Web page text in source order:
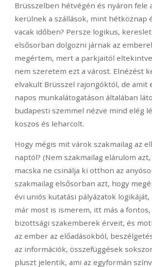
Brüsszelben hétvégén és nyáron fele
kerülnek a szállások, mint hétköznap
vacak időben? Persze logikus,
elsősorban dolgozni járnak az
megértem, mert a parkjaitól
nem szeretem ezt a várost. Elnézést
elvakult Brüsszel rajongóktól, de amit
napos munkalátogatáson általában
budapesti szemmel nézve mind elég
koszos és leharcolt.
Hogy mégis mit várok szakmailag az
naptól? (Nem szakmailag elárulom azt,
macska ne csinálja ki otthon az
szakmailag elsősorban azt, hogy
évi uniós kutatási pályázatok logikáját,
már most is ismerem, itt más a fontos,
bizottsági szakemberek érveit, és
az ember az előadásokból,
az információk, összefüggések
pluszt jelentik, ami az egyformán